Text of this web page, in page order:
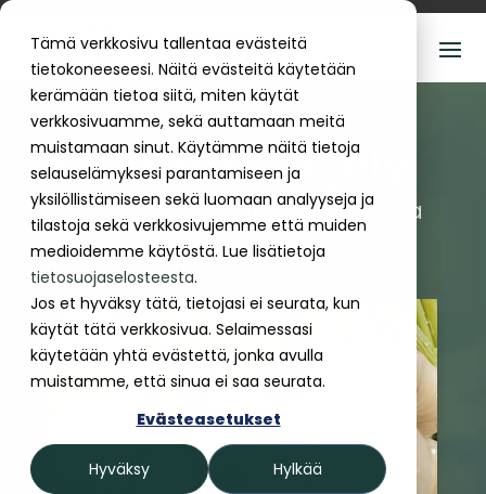
Tämä verkkosivu tallentaa evästeitä
tietokoneeseesi. Näitä evästeitä käytetään
kerämään tietoa siitä, miten käytät
verkkosivuamme, sekä auttamaan meitä
muistamaan sinut. Käytämme näitä tietoja
selauselämyksesi parantamiseen ja
yksilöllistämiseen sekä luomaan analyyseja ja
tilastoja sekä verkkosivujemme että muiden
medioidemme käytöstä. Lue lisätietoja
tietosuojaselosteesta.
Jos et hyväksy tätä, tietojasi ei seurata, kun
käytät tätä verkkosivua. Selaimessasi
käytetään yhtä evästettä, jonka avulla
muistamme, että sinua ei saa seurata.
Evästeasetukset
Hyväksy Hylkää
Vihannesviljely
tukenasi kasvun joka vaiheessa